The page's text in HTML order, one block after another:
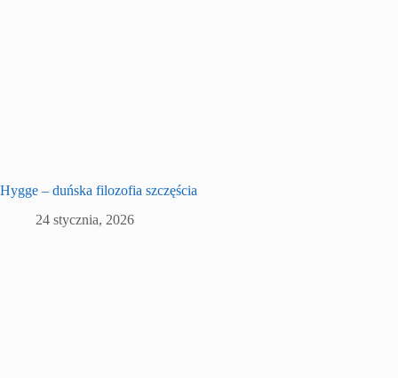
Hygge – duńska filozofia szczęścia
24 stycznia, 2026